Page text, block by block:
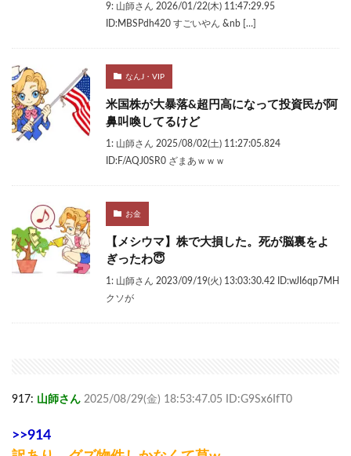
9: 山師さん 2026/01/22(木) 11:47:29.95
ID:MBSPdh420 すごいやん &nb […]
なんJ・VIP
米国株が大暴落&超円高になって投資民が阿
鼻叫喚してるけど
1: 山師さん 2025/08/02(土) 11:27:05.824
ID:F/AQJ0SR0 ざまあｗｗｗ
お金
【メシウマ】株で大損した。死が脳裏をよ
ぎったわ😇
1: 山師さん 2023/09/19(火) 13:03:30.42 ID:wJI6qp7MH
クソが
917: 山師さん 2025/08/29(金) 18:53:47.05 ID:G9Sx6IfT0
>>914